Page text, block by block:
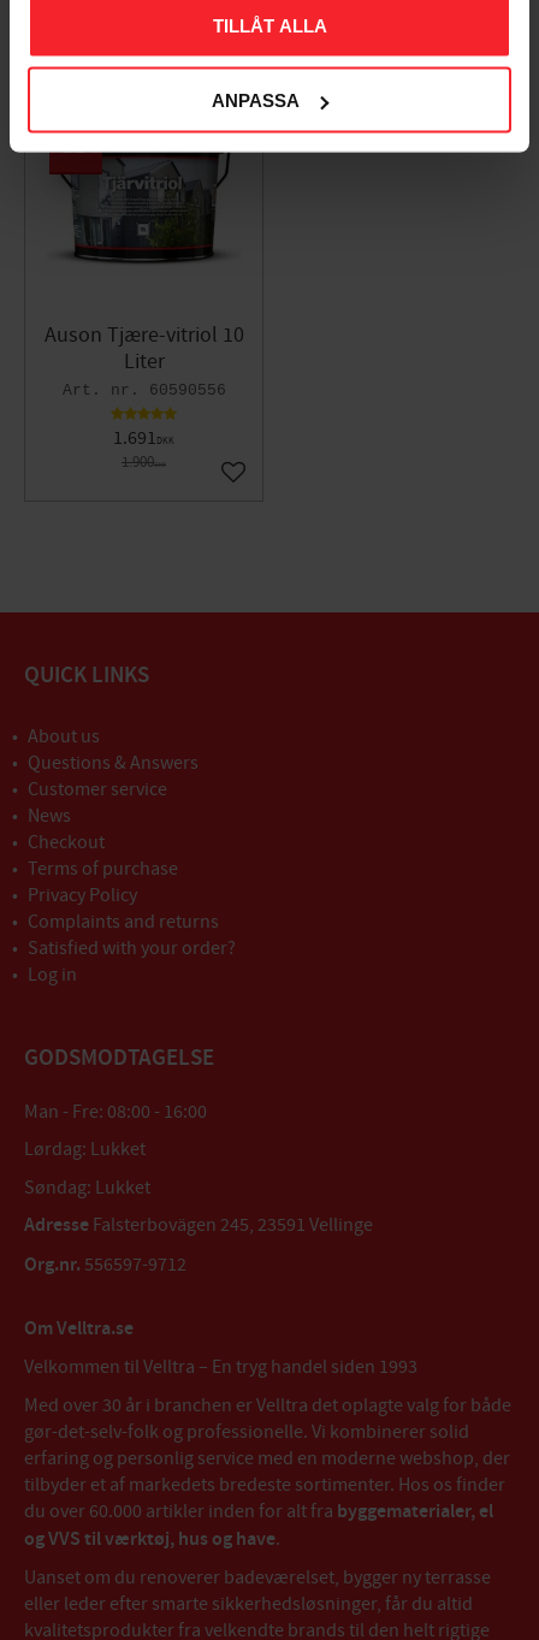
TILLÅT ALLA
ANPASSA
Populära produkter
Auson Tjære-vitriol 10
Liter
60590556
1.691DKK
1.900DKK
11%
Gem som favorit
QUICK LINKS
About us
Questions & Answers
Customer service
News
Checkout
Terms of purchase
Privacy Policy
Complaints and returns
Satisfied with your order?
Log in
GODSMODTAGELSE
Man - Fre: 08:00 - 16:00
Lørdag: Lukket
Søndag: Lukket
Adresse Falsterbovägen 245, 23591 Vellinge
Org.nr. 556597-9712
Om Velltra.se
Velkommen til Velltra – En tryg handel siden 1993
Med over 30 år i branchen er Velltra det oplagte valg for både
gør-det-selv-folk og professionelle. Vi kombinerer solid
erfaring og personlig service med en moderne webshop, der
tilbyder et af markedets bredeste sortimenter. Hos os finder
du over 60.000 artikler inden for alt fra byggematerialer, el
og VVS til værktøj, hus og have.
Uanset om du renoverer badeværelset, bygger ny terrasse
eller leder efter smarte sikkerhedsløsninger, får du altid
kvalitetsprodukter fra velkendte brands til den helt rigtige